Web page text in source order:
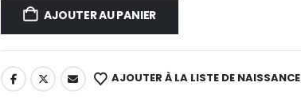
AJOUTER AU PANIER
AJOUTER À LA LISTE DE NAISSANCE